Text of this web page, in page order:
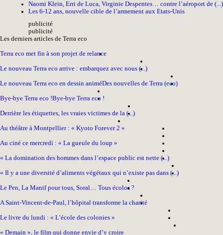
Naomi Klein, Erri de Luca, Virginie Despentes… contre l’aéroport de (...)
Les 6-12 ans, nouvelle cible de l’armement aux Etats-Unis
publicité
publicité
Les derniers articles de Terra eco
Terra eco met fin à son projet de relance
Le nouveau Terra eco arrive : embarquez avec nous (...)
Le nouveau Terra eco en dessin animéDes nouvelles de Terra (eco)
Bye-bye Terra eco !Bye-bye Terra eco !
Derrière les étiquettes, les vraies victimes de la (...)
Au théâtre à Montpellier : « Kyoto Forever 2 »
Au ciné ce mercredi : « La gueule du loup »
« La domination des hommes dans l’espace public est nette (...)
« Il y a une diversité d’aliments végétaux qui n’existe pas dans (...)
Le Pen, La Manif pour tous, Soral… Tous écolos ?
A Saint-Vincent-de-Paul, l’hôpital transforme la charité
Le livre du lundi : « L’école des colonies »
« Demain », le film qui donne envie d’y croire